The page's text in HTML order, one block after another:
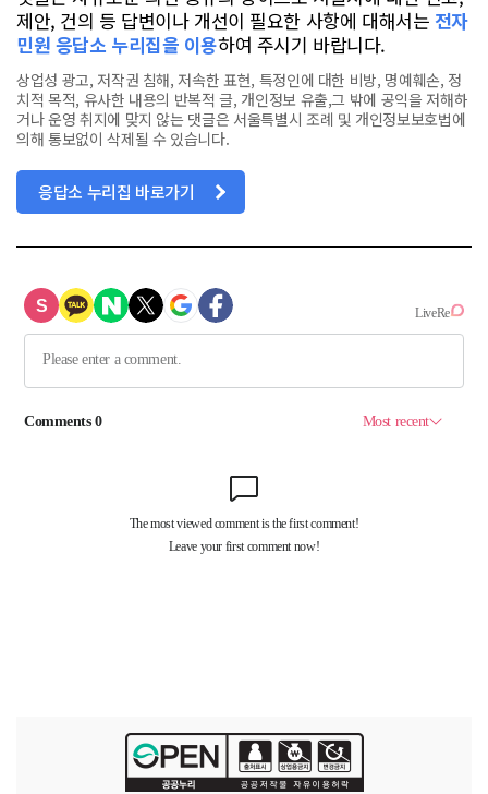
제안, 건의 등 답변이나 개선이 필요한 사항에 대해서는 전자
민원 응답소 누리집을 이용하여 주시기 바랍니다.
상업성 광고, 저작권 침해, 저속한 표현, 특정인에 대한 비방, 명예훼손, 정
치적 목적, 유사한 내용의 반복적 글, 개인정보 유출,그 밖에 공익을 저해하
거나 운영 취지에 맞지 않는 댓글은 서울특별시 조례 및 개인정보보호법에
의해 통보없이 삭제될 수 있습니다.
응답소 누리집 바로가기